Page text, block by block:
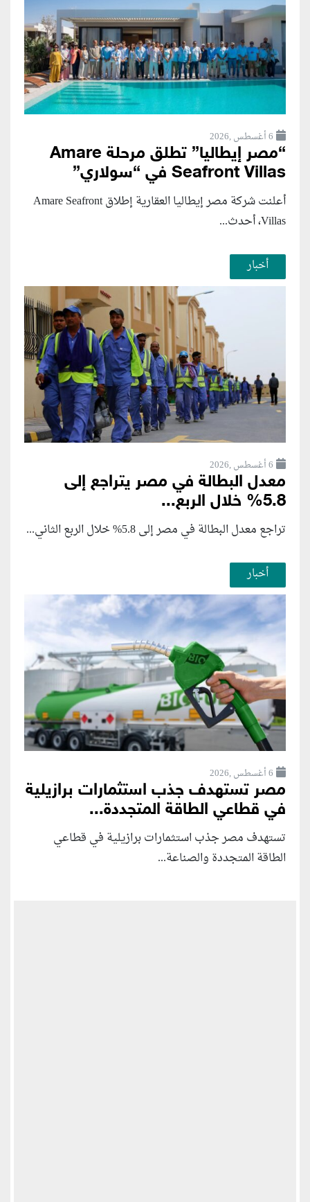
6 أغسطس ,2026
“مصر إيطاليا” تطلق مرحلة Amare
Seafront Villas في “سولاري”
أعلنت شركة مصر إيطاليا العقارية إطلاق Amare Seafront
Villas، أحدث...
أخبار
6 أغسطس ,2026
معدل البطالة في مصر يتراجع إلى
5.8% خلال الربع...
تراجع معدل البطالة في مصر إلى 5.8% خلال الربع الثاني...
أخبار
6 أغسطس ,2026
مصر تستهدف جذب استثمارات برازيلية
في قطاعي الطاقة المتجددة...
تستهدف مصر جذب استثمارات برازيلية في قطاعي
الطاقة المتجددة والصناعة...